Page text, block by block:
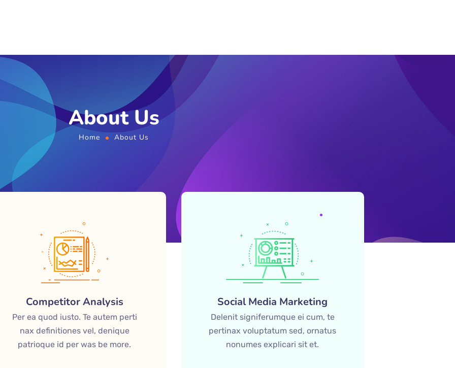
About Us
Home About Us
Competitor Analysis
Per ea quod iusto. Te autem perti
nax definitiones vel, denique
patrioque id per was be more.
Social Media Marketing
Delenit signiferumque ei cum, te
pertinax voluptatum sed, ornatus
nonumes explicari sit et.